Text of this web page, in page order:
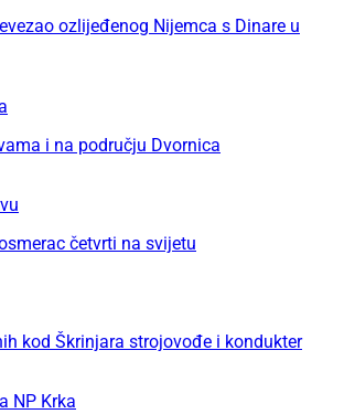
ozlijeđenog Nijemca s Dinare u
i na području Dvornica
četvrti na svijetu
kod Škrinjara strojovođe i kondukter
NP Krka